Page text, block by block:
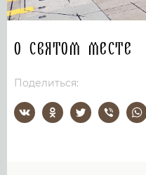
О святом месте
Поделиться: